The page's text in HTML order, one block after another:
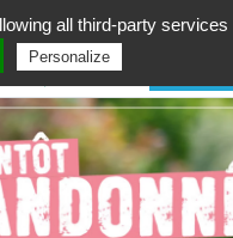
all third-party services
Personalize